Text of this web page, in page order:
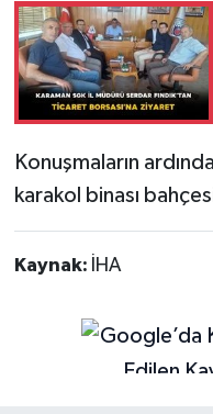
Konuşmaların
karakol binası
Kaynak: İHA